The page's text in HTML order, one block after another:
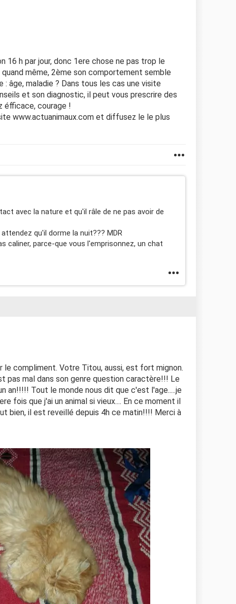
16 h par jour, donc 1ere chose ne pas trop le
quand même, 2ème son comportement semble
âge, maladie ? Dans tous les cas une visite
et son diagnostic, il peut vous prescrire des
éfficace, courage !
www.actuanimaux.com et diffusez le le plus
avec la nature et qu'il râle de ne pas avoir de
qu'il dorme la nuit??? MDR
caliner, parce-que vous l'emprisonnez, un chat
le compliment. Votre Titou, aussi, est fort mignon.
pas mal dans son genre question caractère!!! Le
an!!!!! Tout le monde nous dit que c'est l'age.....je
fois que j'ai un animal si vieux.... En ce moment il
bien, il est reveillé depuis 4h ce matin!!!! Merci à